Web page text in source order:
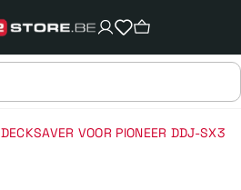
DECKSAVER VOOR PIONEER DDJ-SX3